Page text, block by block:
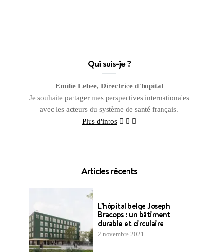
Qui suis-je ?
Emilie Lebée, Directrice d’hôpital
Je souhaite partager mes perspectives internationales
avec les acteurs du système de santé français.
Plus d'infos
Articles récents
L’hôpital belge Joseph
Bracops : un bâtiment
durable et circulaire
2 novembre 2021